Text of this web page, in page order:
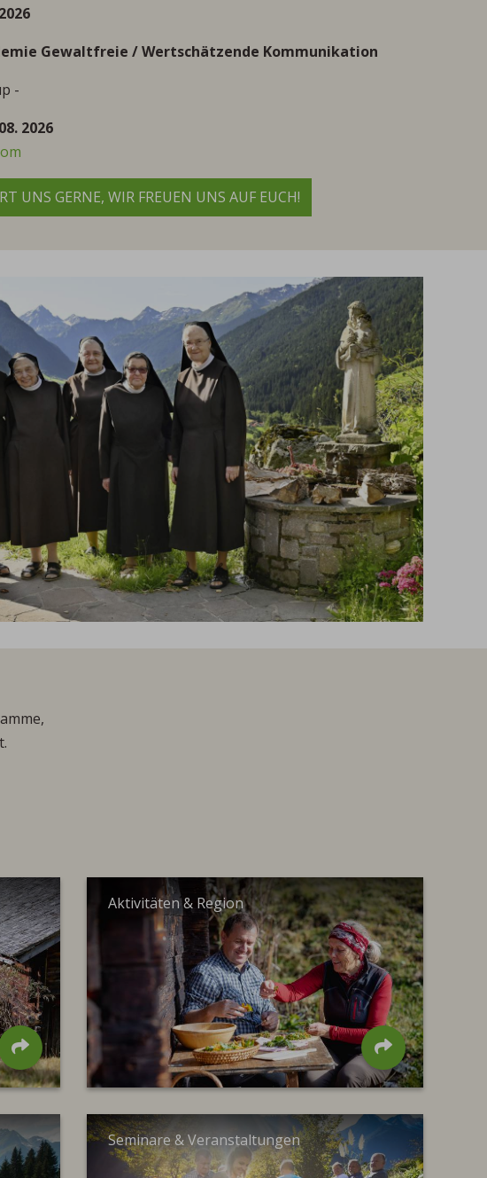
Gewaltfreie / Wertschätzende Kommunikation
-
2026
UNS GERNE, WIR FREUEN UNS AUF EUCH!
Aktivitäten & Region
Seminare & Veranstaltungen